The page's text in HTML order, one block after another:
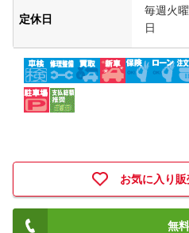
定休日
毎週火
日
お気に入り
無